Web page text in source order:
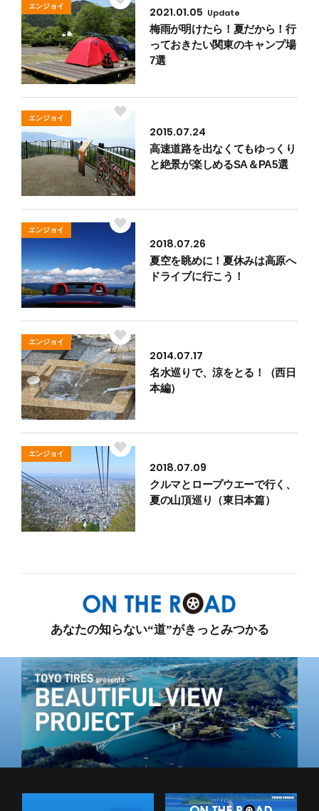
2021.01.05 Update
梅雨が明けたら！夏だから！行
っておきたい関東のキャンプ場
7選
エンジョイ
2015.07.24
高速道路を出なくてもゆっくり
と絶景が楽しめるSA＆PA5選
エンジョイ
2018.07.26
夏空を眺めに！夏休みは高原へ
ドライブに行こう！
エンジョイ
2014.07.17
名水巡りで、涼をとる！（西日
本編）
エンジョイ
2018.07.09
クルマとロープウエーで行く、
夏の山頂巡り（東日本篇）
エンジョイ
あなたの知らない“道”がきっとみつかる